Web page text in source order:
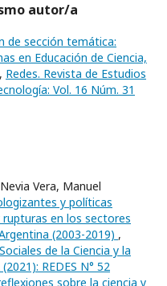
autor/a
de sección temática:
en Educación de Ciencia,
, Redes. Revista de Estudios
Vol. 16 Núm. 31
Vera, Manuel
y políticas
en los sectores
(2003-2019) ,
de la Ciencia y la
REDES N° 52
sobre la ciencia y